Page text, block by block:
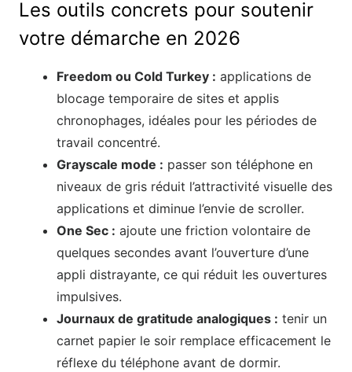
Les outils concrets pour soutenir
votre démarche en 2026
Freedom ou Cold Turkey : applications de
blocage temporaire de sites et applis
chronophages, idéales pour les périodes de
travail concentré.
Grayscale mode : passer son téléphone en
niveaux de gris réduit l’attractivité visuelle des
applications et diminue l’envie de scroller.
One Sec : ajoute une friction volontaire de
quelques secondes avant l’ouverture d’une
appli distrayante, ce qui réduit les ouvertures
impulsives.
Journaux de gratitude analogiques : tenir un
carnet papier le soir remplace efficacement le
réflexe du téléphone avant de dormir.